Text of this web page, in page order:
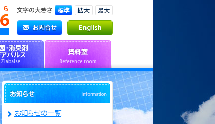
お知らせの一覧